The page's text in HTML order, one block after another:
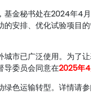
金秘书处在2024年4
安排、优化试验项目
市已广泛使用。为了
导委员会同意在2025年4
绿色运输转型。详情请参